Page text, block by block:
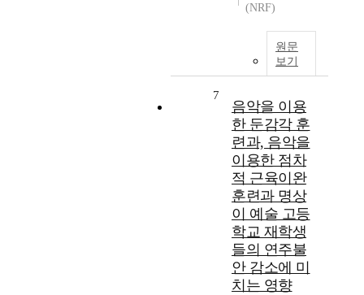
(NRF)
원문
보기
7
음악을 이용
한 둔감각 훈
련과, 음악을
이용한 점차
적 근육이완
훈련과 명상
이 예술 고등
학교 재학생
들의 연주불
안 감소에 미
치는 영향